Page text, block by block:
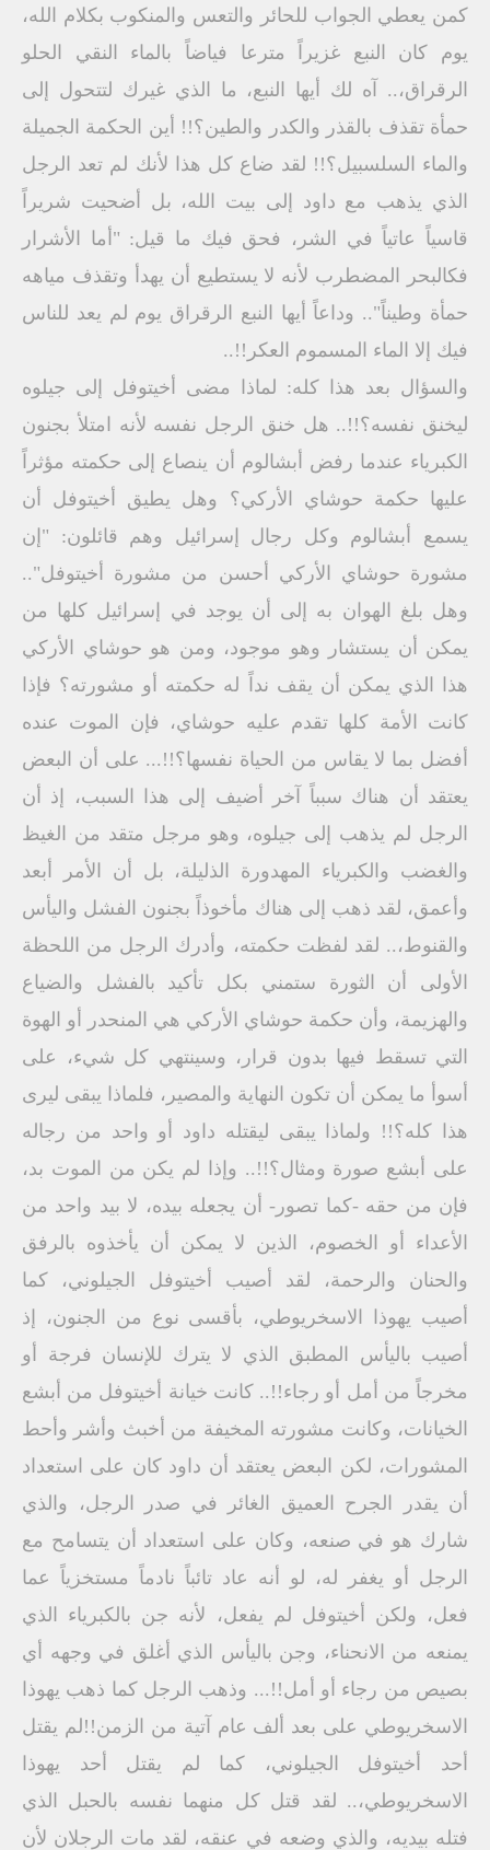
كمن يعطي الجواب للحائر والتعس والمنكوب بكلام الله،
يوم كان النبع غزيراً مترعا فياضاً بالماء النقي الحلو
الرقراق،.. آه لك أيها النبع، ما الذي غيرك لتتحول إلى
حمأة تقذف بالقذر والكدر والطين؟!! أين الحكمة الجميلة
والماء السلسبيل؟!! لقد ضاع كل هذا لأنك لم تعد الرجل
الذي يذهب مع داود إلى بيت الله، بل أضحيت شريراً
قاسياً عاتياً في الشر، فحق فيك ما قيل: "أما الأشرار
فكالبحر المضطرب لأنه لا يستطيع أن يهدأ وتقذف مياهه
حمأة وطيناً".. وداعاً أيها النبع الرقراق يوم لم يعد للناس
فيك إلا الماء المسموم العكر!!..
والسؤال بعد هذا كله: لماذا مضى أخيتوفل إلى جيلوه
ليخنق نفسه؟!!.. هل خنق الرجل نفسه لأنه امتلأ بجنون
الكبرياء عندما رفض أبشالوم أن ينصاع إلى حكمته مؤثراً
عليها حكمة حوشاي الأركي؟ وهل يطيق أخيتوفل أن
يسمع أبشالوم وكل رجال إسرائيل وهم قائلون: "إن
مشورة حوشاي الأركي أحسن من مشورة أخيتوفل"..
وهل بلغ الهوان به إلى أن يوجد في إسرائيل كلها من
يمكن أن يستشار وهو موجود، ومن هو حوشاي الأركي
هذا الذي يمكن أن يقف نداً له حكمته أو مشورته؟ فإذا
كانت الأمة كلها تقدم عليه حوشاي، فإن الموت عنده
أفضل بما لا يقاس من الحياة نفسها؟!!... على أن البعض
يعتقد أن هناك سبباً آخر أضيف إلى هذا السبب، إذ أن
الرجل لم يذهب إلى جيلوه، وهو مرجل متقد من الغيظ
والغضب والكبرياء المهدورة الذليلة، بل أن الأمر أبعد
وأعمق، لقد ذهب إلى هناك مأخوذاً بجنون الفشل واليأس
والقنوط،.. لقد لفظت حكمته، وأدرك الرجل من اللحظة
الأولى أن الثورة ستمني بكل تأكيد بالفشل والضياع
والهزيمة، وأن حكمة حوشاي الأركي هي المنحدر أو الهوة
التي تسقط فيها بدون قرار، وسينتهي كل شيء، على
أسوأ ما يمكن أن تكون النهاية والمصير، فلماذا يبقى ليرى
هذا كله؟!! ولماذا يبقى ليقتله داود أو واحد من رجاله
على أبشع صورة ومثال؟!!.. وإذا لم يكن من الموت بد،
فإن من حقه -كما تصور- أن يجعله بيده، لا بيد واحد من
الأعداء أو الخصوم، الذين لا يمكن أن يأخذوه بالرفق
والحنان والرحمة، لقد أصيب أخيتوفل الجيلوني، كما
أصيب يهوذا الاسخريوطي، بأقسى نوع من الجنون، إذ
أصيب باليأس المطبق الذي لا يترك للإنسان فرجة أو
مخرجاً من أمل أو رجاء!!.. كانت خيانة أخيتوفل من أبشع
الخيانات، وكانت مشورته المخيفة من أخبث وأشر وأحط
المشورات، لكن البعض يعتقد أن داود كان على استعداد
أن يقدر الجرح العميق الغائر في صدر الرجل، والذي
شارك هو في صنعه، وكان على استعداد أن يتسامح مع
الرجل أو يغفر له، لو أنه عاد تائباً نادماً مستخزياً عما
فعل، ولكن أخيتوفل لم يفعل، لأنه جن بالكبرياء الذي
يمنعه من الانحناء، وجن باليأس الذي أغلق في وجهه أي
بصيص من رجاء أو أمل!!... وذهب الرجل كما ذهب يهوذا
الاسخريوطي على بعد ألف عام آتية من الزمن!!لم يقتل
أحد أخيتوفل الجيلوني، كما لم يقتل أحد يهوذا
الاسخريوطي،.. لقد قتل كل منهما نفسه بالحبل الذي
فتله بيديه، والذي وضعه في عنقه، لقد مات الرجلان لأن